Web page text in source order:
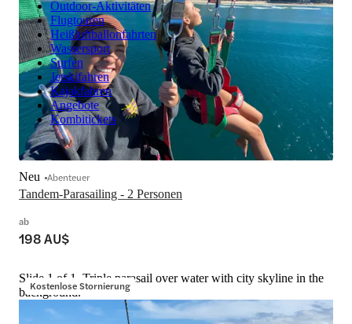
Outdoor-Aktivitäten
Flugtouren
Heißluftballonfahrten
Wassersport
Surfen
Jetskifahren
Kajakfahren
Angebote
Kombitickets
Tandem-Parasailing - 2 Personen
Neu Abenteuer
ab
198 AU$
Kostenlose Stornierung
Slide 1 of 1, Triple parasail over water with city skyline in the
background.